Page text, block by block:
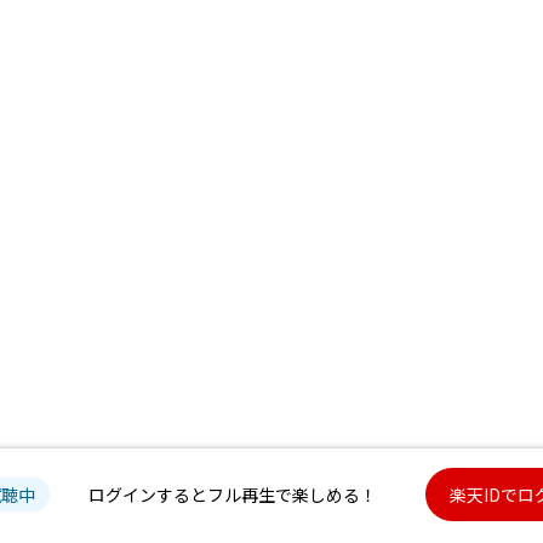
中 ログインするとフル再生で楽しめる！ 楽天IDでロ